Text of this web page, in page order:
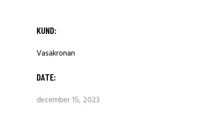
KUND:
Vasakronan
DATE:
december 15, 2023